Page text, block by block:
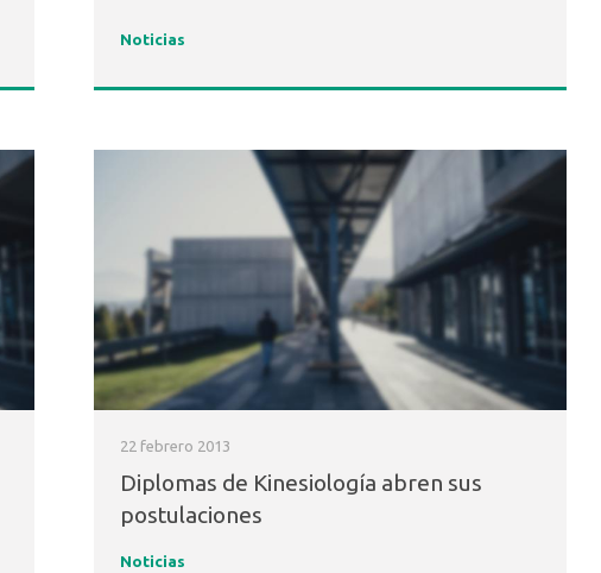
Noticias
22 febrero 2013
Diplomas de Kinesiología abren sus
postulaciones
Noticias